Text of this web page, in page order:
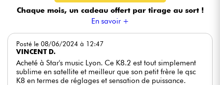
Chaque mois, un cadeau offert par tirage au sort !
En savoir +
Posté le 08/06/2024 à 12:47
VINCENT D.
Acheté à Star's music Lyon. Ce K8.2 est tout simplement
sublime en satellite et meilleur que son petit frère le qsc
K8 en termes de réglages et sensation de puissance.